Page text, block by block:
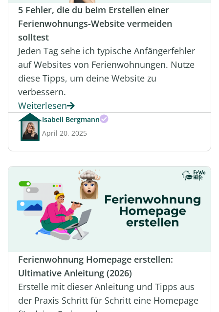
5 Fehler, die du beim Erstellen einer
Ferienwohnungs-Website vermeiden
solltest
Jeden Tag sehe ich typische Anfängerfehler
auf Websites von Ferienwohnungen. Nutze
diese Tipps, um deine Website zu
verbessern.
Weiterlesen
Isabell Bergmann
April 20, 2025
Ferienwohnung Homepage erstellen:
Ultimative Anleitung (2026)
Erstelle mit dieser Anleitung und Tipps aus
der Praxis Schritt für Schritt eine Homepage